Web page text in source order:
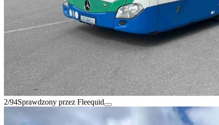
2/94Sprawdzony przez Fleequid